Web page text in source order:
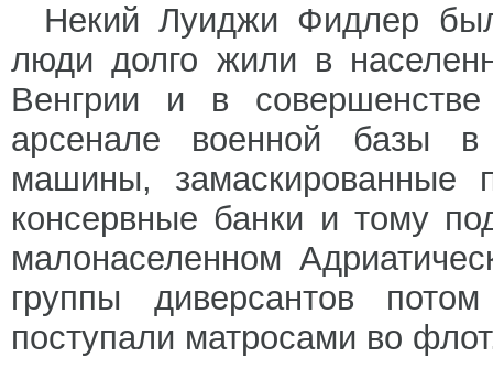
Некий Луиджи Фидлер
люди долго жили в
Венгрии и в
арсенале военной базы
машины, замаскированные
консервные банки и тому
малонаселенном
группы диверсантов
поступали матросами во